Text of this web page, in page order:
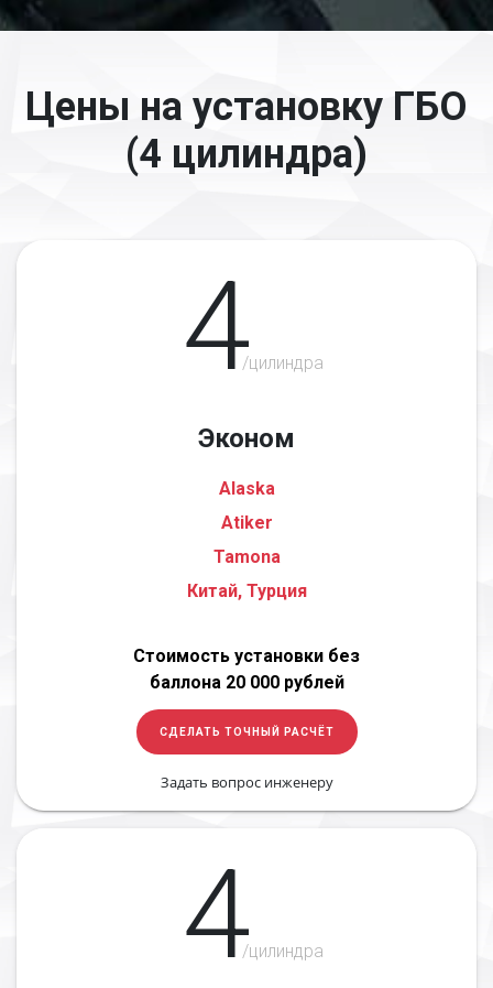
Цены на установку ГБО
(4 цилиндра)
4/цилиндра
Эконом
Alaska
Atiker
Tamona
Китай, Турция
Стоимость установки без
баллона 20 000 рублей
СДЕЛАТЬ ТОЧНЫЙ РАСЧЁТ
Задать вопрос инженеру
4/цилиндра